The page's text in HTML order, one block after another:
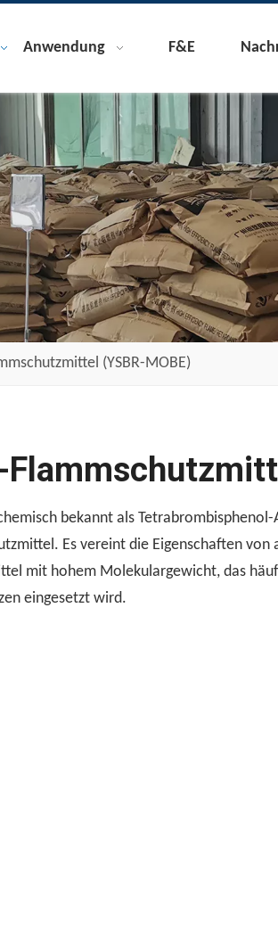
Anwendung F&E
(YSBR-MOBE)
bekannt als
Es vereint die Eigenschaften
mit hohem Molekulargewicht, das
eingesetzt wird.